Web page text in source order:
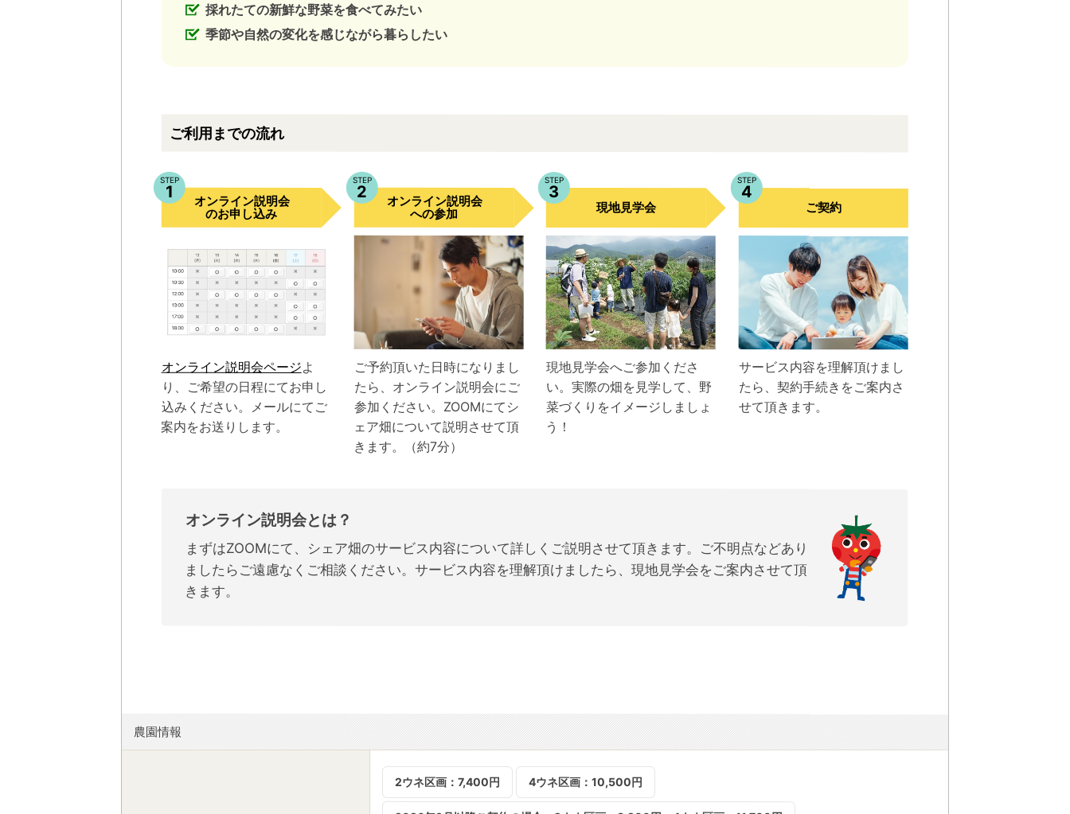
採れたての新鮮な野菜を食べてみたい
季節や自然の変化を感じながら暮らしたい
ご利用までの流れ
STEP
1 オンライン説明会
のお申し込み
オンライン説明会ページよ
り、ご希望の日程にてお申し
込みください。メールにてご
案内をお送りします。
STEP
2 オンライン説明会
への参加
ご予約頂いた日時になりまし
たら、オンライン説明会にご
参加ください。ZOOMにてシ
ェア畑について説明させて頂
きます。（約7分）
STEP
3
現地見学会
現地見学会へご参加くださ
い。実際の畑を見学して、野
菜づくりをイメージしましょ
う！
STEP
4
ご契約
サービス内容を理解頂けまし
たら、契約手続きをご案内さ
せて頂きます。
オンライン説明会とは？
まずはZOOMにて、シェア畑のサービス内容について詳しくご説明させて頂きます。ご不明点などあり
ましたらご遠慮なくご相談ください。サービス内容を理解頂けましたら、現地見学会をご案内させて頂
きます。
農園情報
2ウネ区画：7,400円 4ウネ区画：10,500円